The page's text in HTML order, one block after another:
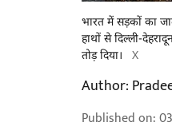
भारत में सड़कों का
हाथों से दिल्ली-
तोड़ दिया।
X
Author:
Published on: